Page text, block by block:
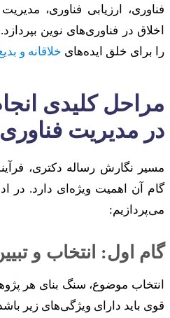
فناوری، ارزیابی فناوری،
اخلاق در فناوری‌های نوین
را برای خلق ایده‌های خلاقانه و
مراحل کلیدی
در مدیریت
مسیر نگارش رساله دکتری،
گام آن اهمیت ویژه‌ای دارد. در
می‌پردازیم:
گام اول: انتخاب و
انتخاب موضوع، سنگ بنای هر
قوی باید دارای ویژگی‌های زیر